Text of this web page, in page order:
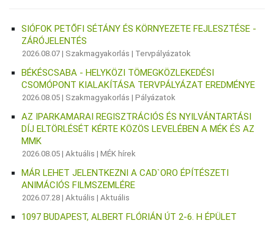
SIÓFOK PETŐFI SÉTÁNY ÉS KÖRNYEZETE FEJLESZTÉSE -
ZÁRÓJELENTÉS
2026.08.07 | Szakmagyakorlás | Tervpályázatok
BÉKÉSCSABA - HELYKÖZI TÖMEGKÖZLEKEDÉSI
CSOMÓPONT KIALAKÍTÁSA TERVPÁLYÁZAT EREDMÉNYE
2026.08.05 | Szakmagyakorlás | Pályázatok
AZ IPARKAMARAI REGISZTRÁCIÓS ÉS NYILVÁNTARTÁSI
DÍJ ELTÖRLÉSÉT KÉRTE KÖZÖS LEVELÉBEN A MÉK ÉS AZ
MMK
2026.08.05 | Aktuális | MÉK hírek
MÁR LEHET JELENTKEZNI A CAD`ORO ÉPÍTÉSZETI
ANIMÁCIÓS FILMSZEMLÉRE
2026.07.28 | Aktuális | Aktuális
1097 BUDAPEST, ALBERT FLÓRIÁN ÚT 2-6. H ÉPÜLET